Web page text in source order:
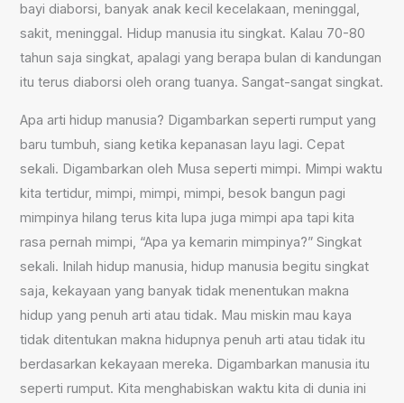
bayi diaborsi, banyak anak kecil kecelakaan, meninggal,
sakit, meninggal. Hidup manusia itu singkat. Kalau 70-80
tahun saja singkat, apalagi yang berapa bulan di kandungan
itu terus diaborsi oleh orang tuanya. Sangat-sangat singkat.
Apa arti hidup manusia? Digambarkan seperti rumput yang
baru tumbuh, siang ketika kepanasan layu lagi. Cepat
sekali. Digambarkan oleh Musa seperti mimpi. Mimpi waktu
kita tertidur, mimpi, mimpi, mimpi, besok bangun pagi
mimpinya hilang terus kita lupa juga mimpi apa tapi kita
rasa pernah mimpi, “Apa ya kemarin mimpinya?” Singkat
sekali. Inilah hidup manusia, hidup manusia begitu singkat
saja, kekayaan yang banyak tidak menentukan makna
hidup yang penuh arti atau tidak. Mau miskin mau kaya
tidak ditentukan makna hidupnya penuh arti atau tidak itu
berdasarkan kekayaan mereka. Digambarkan manusia itu
seperti rumput. Kita menghabiskan waktu kita di dunia ini